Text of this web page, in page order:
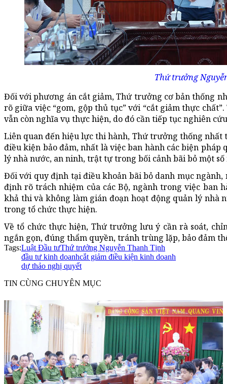
Thứ trưởng
Đối với phương án cắt giảm, Thứ trưởng cơ bản thống
rõ giữa việc “gom, gộp thủ tục” với “cắt giảm thực
vẫn còn nghĩa vụ thực hiện, do đó cần tiếp tục nghiên
Liên quan đến hiệu lực thi hành, Thứ trưởng thống nhất
điều kiện bảo đảm, nhất là việc ban hành các biện
lý nhà nước, an ninh, trật tự trong bối cảnh bãi bỏ một
Đối với quy định tại điều khoản bãi bỏ danh mục
định rõ trách nhiệm của các Bộ, ngành trong việc ban
khả thi và không làm gián đoạn hoạt động quản lý nhà
trong tổ chức thực hiện.
Về tổ chức thực hiện, Thứ trưởng lưu ý cần rà soát,
ngắn gọn, đúng thẩm quyền, tránh trùng lặp, bảo đảm
Tags:Luật Đầu tưThứ trưởng Nguyễn Thanh Tịnh
đầu tư kinh doanhcắt giảm điều kiện kinh doanh
dự thảo nghị quyết
TIN CÙNG CHUYÊN MỤC